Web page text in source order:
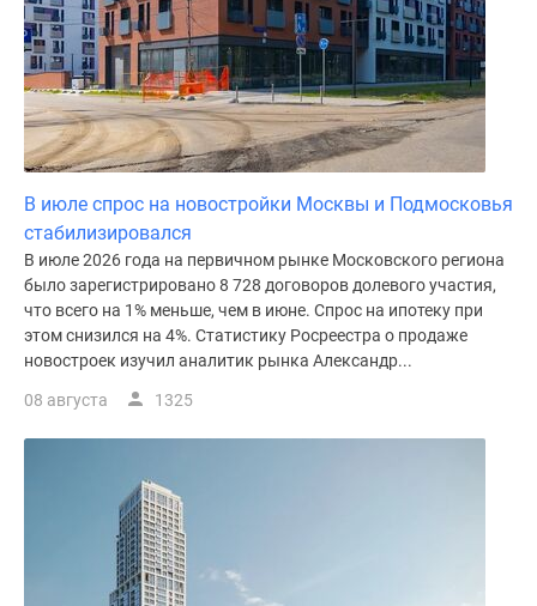
поселки
ипотеку
Бизнес-
центры
Коттеджи
акции
Макс
В июле спрос на новостройки Москвы и Подмосковья
стабилизировался
В июле 2026 года на первичном рынке Московского региона
было зарегистрировано 8 728 договоров долевого участия,
что всего на 1% меньше, чем в июне. Спрос на ипотеку при
этом снизился на 4%. Статистику Росреестра о продаже
новостроек изучил аналитик рынка Александр...
08 августа 1325